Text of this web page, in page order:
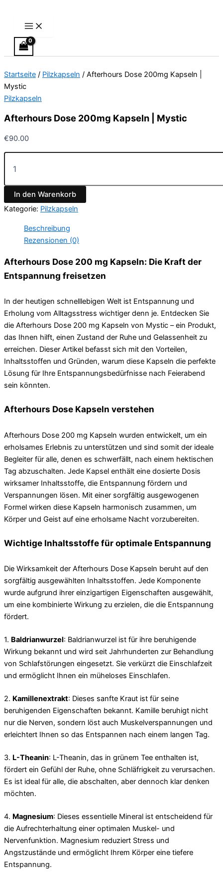
springen
Startseite / Pilzkapseln / Afterhours Dose 200mg Kapseln |
Mystic
Pilzkapseln
Afterhours Dose 200mg Kapseln | Mystic
€90.00
200mg
Mystic
In den Warenkorb
Kategorie: Pilzkapseln
Beschreibung
Rezensionen (0)
Afterhours Dose 200 mg Kapseln: Die Kraft der
Entspannung freisetzen
In der heutigen schnelllebigen Welt ist Entspannung und
Erholung vom Alltagsstress wichtiger denn je. Entdecken Sie
die Afterhours Dose 200 mg Kapseln von Mystic – ein Produkt,
das Ihnen hilft, einen Zustand der Ruhe und Gelassenheit zu
erreichen. Dieser Artikel befasst sich mit den Vorteilen,
Inhaltsstoffen und Gründen, warum diese Kapseln die perfekte
Lösung für Ihre Entspannungsbedürfnisse nach Feierabend
sein könnten.
Afterhours Dose Kapseln verstehen
Afterhours Dose 200 mg Kapseln wurden entwickelt, um ein
erholsames Erlebnis zu unterstützen und sind somit der ideale
Begleiter für alle, denen es schwerfällt, nach einem hektischen
Tag abzuschalten. Jede Kapsel enthält eine dosierte Dosis
wirksamer Inhaltsstoffe, die Entspannung fördern und
Verspannungen lösen. Mit einer sorgfältig ausgewogenen
Formel wirken diese Kapseln harmonisch zusammen, um
Körper und Geist auf eine erholsame Nacht vorzubereiten.
Wichtige Inhaltsstoffe für optimale Entspannung
Die Wirksamkeit der Afterhours Dose Kapseln beruht auf den
sorgfältig ausgewählten Inhaltsstoffen. Jede Komponente
wurde aufgrund ihrer einzigartigen Eigenschaften ausgewählt,
um eine kombinierte Wirkung zu erzielen, die die Entspannung
fördert.
1. Baldrianwurzel: Baldrianwurzel ist für ihre beruhigende
Wirkung bekannt und wird seit Jahrhunderten zur Behandlung
von Schlafstörungen eingesetzt. Sie verkürzt die Einschlafzeit
und ermöglicht Ihnen ein müheloses Einschlafen.
2. Kamillenextrakt: Dieses sanfte Kraut ist für seine
beruhigenden Eigenschaften bekannt. Kamille beruhigt nicht
nur die Nerven, sondern löst auch Muskelverspannungen und
erleichtert Ihnen so das Entspannen nach einem langen Tag.
3. L-Theanin: L-Theanin, das in grünem Tee enthalten ist,
fördert ein Gefühl der Ruhe, ohne Schläfrigkeit zu verursachen.
Es ist ideal für alle, die abschalten, aber dennoch klar denken
möchten.
4. Magnesium: Dieses essentielle Mineral ist entscheidend für
die Aufrechterhaltung einer optimalen Muskel- und
Nervenfunktion. Magnesium reduziert Stress und
Angstzustände und ermöglicht Ihrem Körper eine tiefere
Entspannung.